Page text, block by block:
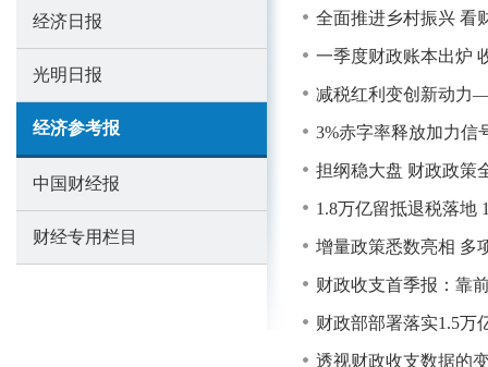
经济日报
光明日报
经济参考报
中国财经报
财经专用栏目
全面推进乡村振兴 看
一季度财政账本出炉
减税红利变创新动力
3%赤字率释放加力信
担纲稳大盘 财政政策
1.8万亿留抵退税落地
增量政策悉数亮相 多
财政收支首季报：靠
财政部部署落实1.5万
透视财政收支数据的